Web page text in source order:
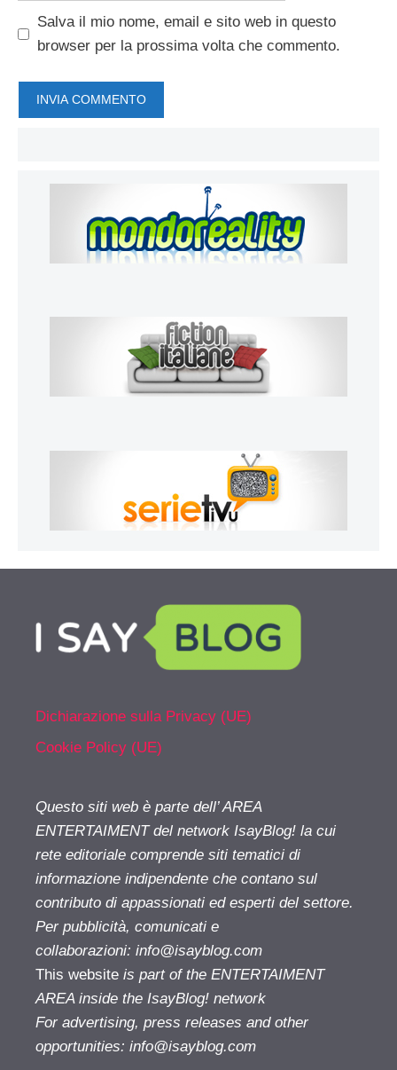
Salva il mio nome, email e sito web in questo
browser per la prossima volta che commento.
Dichiarazione sulla Privacy (UE)
Cookie Policy (UE)
Questo siti web è parte dell’ AREA
ENTERTAIMENT del network IsayBlog! la cui
rete editoriale comprende siti tematici di
informazione indipendente che contano sul
contributo di appassionati ed esperti del settore.
Per pubblicità, comunicati e
collaborazioni: info@isayblog.com
This website is part of the ENTERTAIMENT
AREA inside the IsayBlog! network
For advertising, press releases and other
opportunities: info@isayblog.com